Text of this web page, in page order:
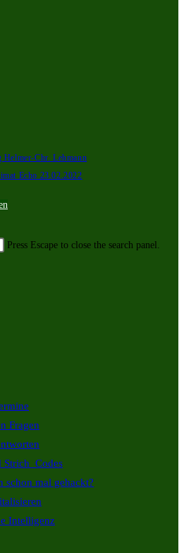
Helmer-Chr. Lehmann
Echo 23.02.2022
Press Escape to close the search panel.
Fragen
Strich_Codes
schon mal gehackt?
Intelligenz